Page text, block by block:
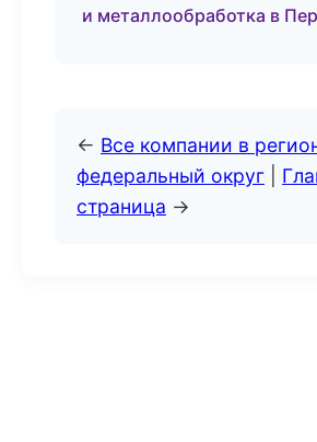
и металлообработка в
← Все компании в
федеральный округ
страница →